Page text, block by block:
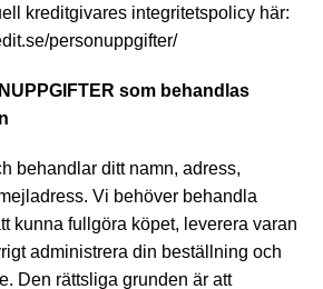
kreditgivares integritetspolicy här:
personuppgifter/
som behandlas
behandlar ditt namn, adress,
Vi behöver behandla
kunna fullgöra köpet, leverera varan
administrera din beställning och
Den rättsliga grunden är att